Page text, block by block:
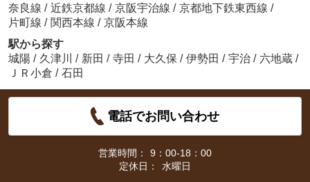
奈良線 / 近鉄京都線 / 京阪宇治線 / 京都地下鉄東西線 /
片町線 / 関西本線 / 京阪本線
駅から探す
城陽 / 久津川 / 新田 / 寺田 / 大久保 / 伊勢田 / 宇治 / 六地蔵 /
ＪＲ小倉 / 石田
電話でお問い合わせ
営業時間：
9：00-18：00
定休日：
水曜日